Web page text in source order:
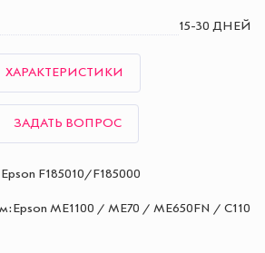
15-30 ДНЕЙ
ХАРАКТЕРИСТИКИ
ЗАДАТЬ ВОПРОС
F185010/F185000
ME1100 / ME70 / ME650FN / C110